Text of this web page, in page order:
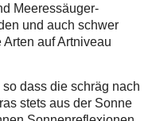
Meeressäuger-
und auch schwer
auf Artniveau
dass die schräg nach
stets aus der Sonne